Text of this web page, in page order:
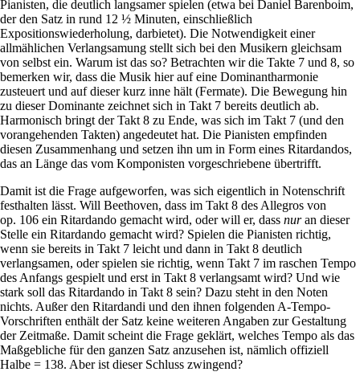
Pianisten, die deutlich langsamer spielen (etwa bei Daniel Barenboim,
der den Satz in rund 12 ½ Minuten, einschließlich
Expositionswiederholung, darbietet). Die Notwendigkeit einer
allmählichen Verlangsamung stellt sich bei den Musikern gleichsam
von selbst ein. Warum ist das so? Betrachten wir die Takte 7 und 8, so
bemerken wir, dass die Musik hier auf eine Dominantharmonie
zusteuert und auf dieser kurz inne hält (Fermate). Die Bewegung hin
zu dieser Dominante zeichnet sich in Takt 7 bereits deutlich ab.
Harmonisch bringt der Takt 8 zu Ende, was sich im Takt 7 (und den
vorangehenden Takten) angedeutet hat. Die Pianisten empfinden
diesen Zusammenhang und setzen ihn um in Form eines Ritardandos,
das an Länge das vom Komponisten vorgeschriebene übertrifft.
Damit ist die Frage aufgeworfen, was sich eigentlich in Notenschrift
festhalten lässt. Will Beethoven, dass im Takt 8 des Allegros von
op. 106 ein Ritardando gemacht wird, oder will er, dass nuran dieser
Stelle ein Ritardando gemacht wird? Spielen die Pianisten richtig,
wenn sie bereits in Takt 7 leicht und dann in Takt 8 deutlich
verlangsamen, oder spielen sie richtig, wenn Takt 7 im raschen Tempo
des Anfangs gespielt und erst in Takt 8 verlangsamt wird? Und wie
stark soll das Ritardando in Takt 8 sein? Dazu steht in den Noten
nichts. Außer den Ritardandi und den ihnen folgenden A-Tempo-
Vorschriften enthält der Satz keine weiteren Angaben zur Gestaltung
der Zeitmaße. Damit scheint die Frage geklärt, welches Tempo als das
Maßgebliche für den ganzen Satz anzusehen ist, nämlich offiziell
Halbe = 138. Aber ist dieser Schluss zwingend?